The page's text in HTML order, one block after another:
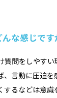
な感じです
質問をしやす
、言動に圧迫を
するなどは意